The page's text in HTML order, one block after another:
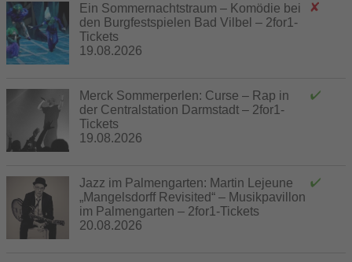
Ein Sommernachtstraum – Komödie bei
den Burgfestspielen Bad Vilbel – 2for1-
Tickets
19.08.2026
Merck Sommerperlen: Curse – Rap in
der Centralstation Darmstadt – 2for1-
Tickets
19.08.2026
Jazz im Palmengarten: Martin Lejeune
„Mangelsdorff Revisited“ – Musikpavillon
im Palmengarten – 2for1-Tickets
20.08.2026